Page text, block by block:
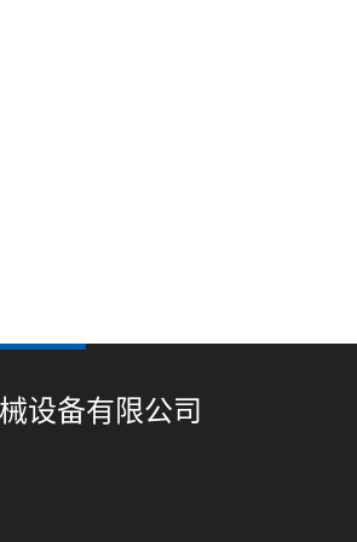
设备有限公司